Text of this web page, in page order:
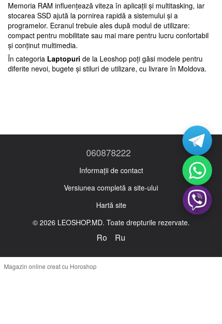
Memoria RAM influențează viteza în aplicații și multitasking, iar
stocarea SSD ajută la pornirea rapidă a sistemului și a
programelor. Ecranul trebuie ales după modul de utilizare:
compact pentru mobilitate sau mai mare pentru lucru confortabil
și conținut multimedia.
În categoria Laptopuri de la Leoshop poți găsi modele pentru
diferite nevoi, bugete și stiluri de utilizare, cu livrare în Moldova.
060878222
Informații de contact
Versiunea completă a site-ului
Hartă site
© 2026 LEOSHOP.MD. Toate drepturile rezervate.
Ro Ru
Magazin online creat cu Horoshop